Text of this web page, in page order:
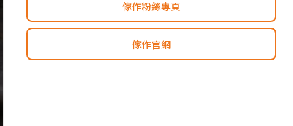
傢作粉絲專頁
傢作官網